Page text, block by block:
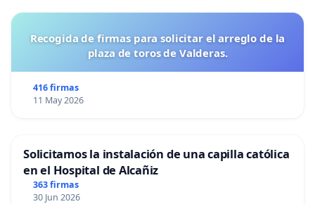
Recogida de firmas para solicitar el arreglo de la
plaza de toros de Valderas.
416 firmas
11 May 2026
Solicitamos la instalación de una capilla católica
en el Hospital de Alcañiz
363 firmas
30 Jun 2026